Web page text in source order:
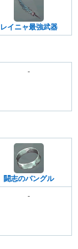
レイニャ最強武器
-
闘志のバングル
-